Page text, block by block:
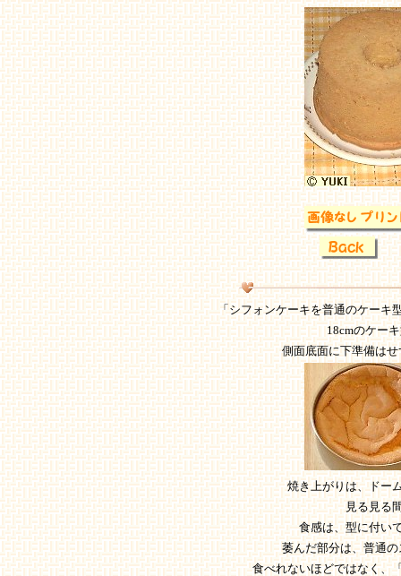
「シフォンケーキを普通のケーキ
18cmのケー
側面底面に下準備は
焼き上がりは、ドー
見る見る
食感は、型に付い
萎んだ部分は、普通
食べれないほどではなく、